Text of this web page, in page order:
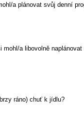
a plánovat svůj denní
a libovolně
ráno) chuť k jídlu?